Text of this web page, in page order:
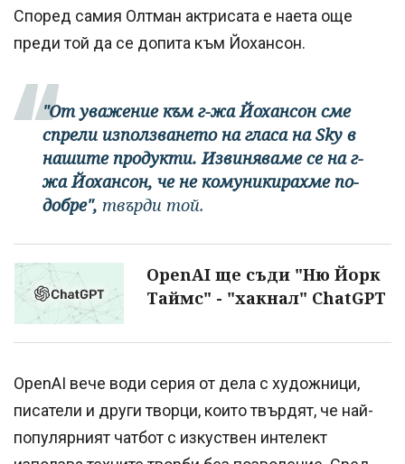
Според самия Олтман актрисата е наета още
преди той да се допита към Йохансон.
"От уважение към г-жа Йохансон сме
спрели използването на гласа на Sky в
нашите продукти. Извиняваме се на г-
жа Йохансон, че не комуникирахме по-
добре", твърди той.
OpenAI ще съди "Ню Йорк
Таймс" - "хакнал" ChatGPT
OpenAI вече води серия от дела с художници,
писатели и други творци, които твърдят, че най-
популярният чатбот с изкуствен интелект